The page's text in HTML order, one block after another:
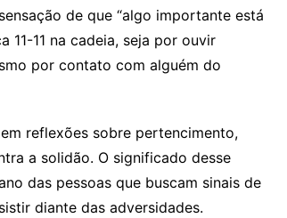
de que “algo importante está
11-11 na cadeia, seja por ouvir
por contato com alguém do
reflexões sobre pertencimento,
a solidão. O significado desse
das pessoas que buscam sinais de
diante das adversidades.